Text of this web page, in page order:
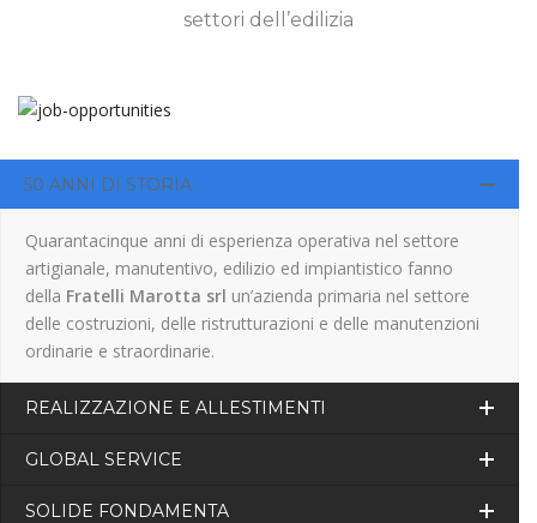
settori dell’edilizia
50 ANNI DI STORIA
Quarantacinque anni di esperienza operativa nel settore
artigianale, manutentivo, edilizio ed impiantistico fanno
della Fratelli Marotta srl un’azienda primaria nel settore
delle costruzioni, delle ristrutturazioni e delle manutenzioni
ordinarie e straordinarie.
REALIZZAZIONE E ALLESTIMENTI
GLOBAL SERVICE
SOLIDE FONDAMENTA